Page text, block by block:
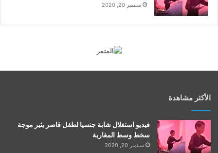
سبتمبر 20, 2020
الأكثر مشاهدة
فيديو استغلال شابة جنسيا لطفل قاصر يثير موجة
سخط وسط المغاربة
سبتمبر 20, 2020